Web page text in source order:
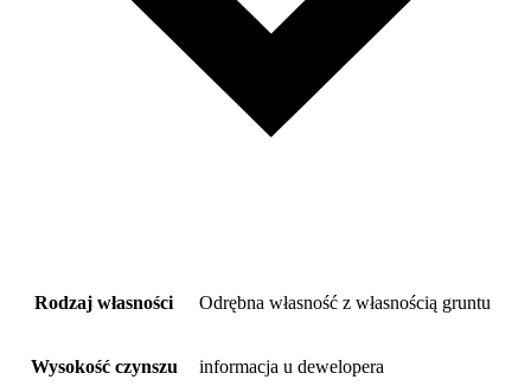
Rodzaj własności Odrębna własność z własnością gruntu
Wysokość czynszu informacja u dewelopera